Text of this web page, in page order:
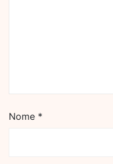
Nome *